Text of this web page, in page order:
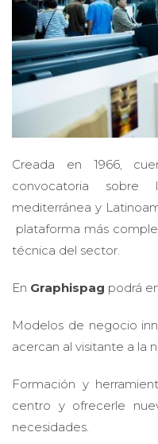
Creada en 1966,
convocatoria sobre
mediterránea y
plataforma más
técnica del sector.
En Graphispag podrá
Modelos de negocio
acercan al visitante a la
Formación y
centro y ofrecerle
necesidades.